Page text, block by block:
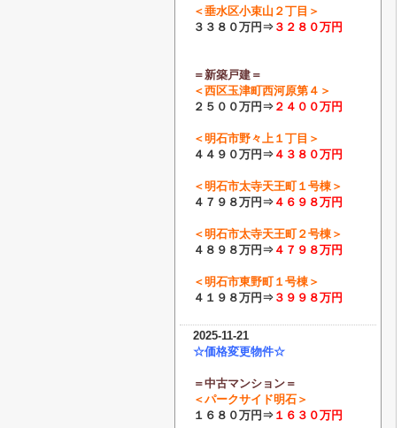
＜垂水区小束山２丁目 ＞
３３８０万円⇒ ３２８０万円
＝新築戸建＝
＜西区玉津町西河原第４ ＞
２５００万円⇒ ２４００万円
＜明石市野々上１丁目 ＞
４４９０万円⇒ ４３８０万円
＜明石市太寺天王町１号棟 ＞
４７９８万円⇒ ４６９８万円
＜明石市太寺天王町２号棟 ＞
４８９８万円⇒ ４７９８万円
＜明石市東野町１号棟 ＞
４１９８万円⇒ ３９９８万円
2025-11-21
☆価格変更物件☆
＝中古マンション＝
＜パークサイド明石＞
１６８０万円⇒ １６３０万円